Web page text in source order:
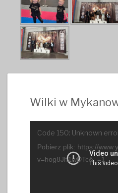
Wilki w
Code 150: Unknown
Pobierz plik: https://
v=hog8Jh1wDTc&_=1